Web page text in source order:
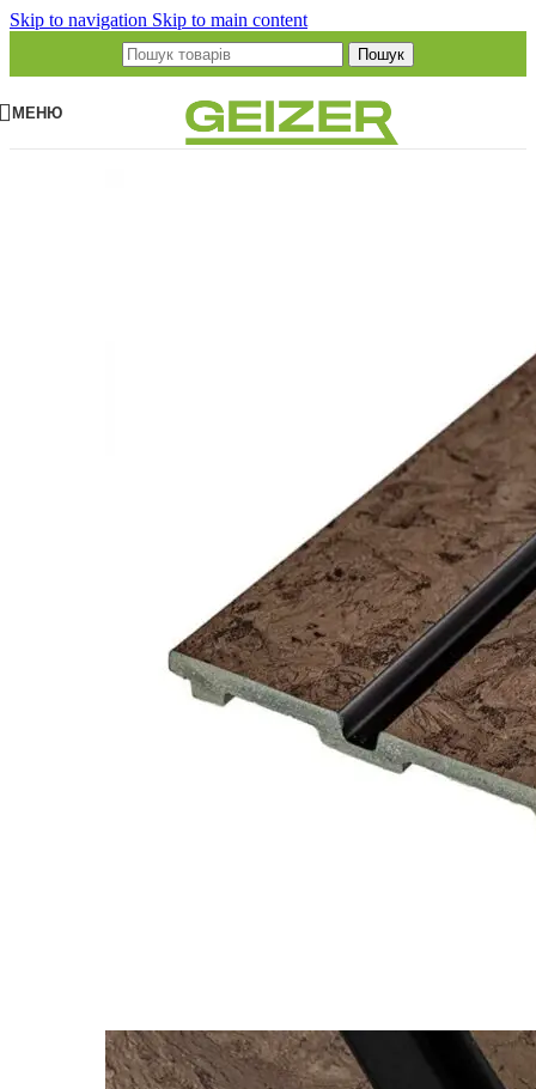
Skip to navigation Skip to main content
Пошук
МЕНЮ